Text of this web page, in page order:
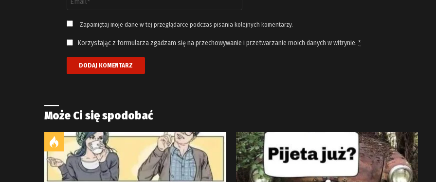
email
*
Zapamiętaj moje dane w tej przeglądarce podczas pisania kolejnych komentarzy.
Korzystając z formularza zgadzam się na przechowywanie i przetwarzanie moich danych w witrynie. *
Może Ci się spodobać